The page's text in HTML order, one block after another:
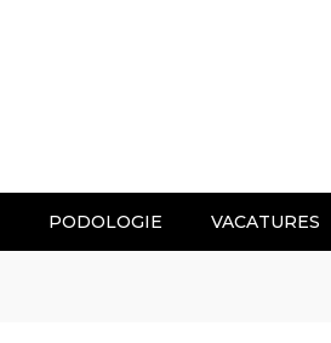
PODOLOGIE VACATURES